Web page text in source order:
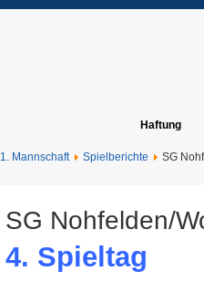
Haftung
1. Mannschaft Spielberichte
SG
SG Nohfelden/
4. Spieltag